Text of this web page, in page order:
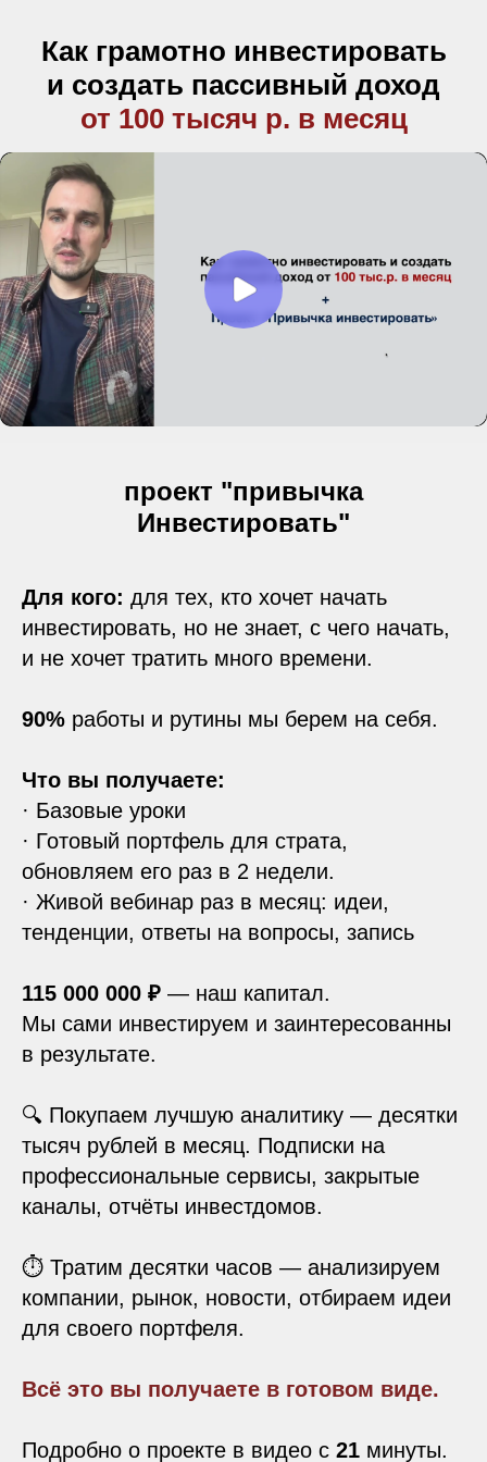
Как грамотно инвестировать
и создать пассивный доход
от 100 тысяч р. в месяц
проект "привычка
Инвестировать"
Для кого: для тех, кто хочет начать
инвестировать, но не знает, с чего начать,
и не хочет тратить много времени.
90% работы и рутины мы берем на себя.
Что вы получаете:
· Базовые уроки
· Готовый портфель для страта,
обновляем его раз в 2 недели.
· Живой вебинар раз в месяц: идеи,
тенденции, ответы на вопросы, запись
115 000 000 ₽ — наш капитал.
Мы сами инвестируем и заинтересованны
в результате.
🔍 Покупаем лучшую аналитику — десятки
тысяч рублей в месяц. Подписки на
профессиональные сервисы, закрытые
каналы, отчёты инвестдомов.
⏱️ Тратим десятки часов — анализируем
компании, рынок, новости, отбираем идеи
для своего портфеля.
Всё это вы получаете в готовом виде.
Подробно о проекте в видео с 21 минуты.